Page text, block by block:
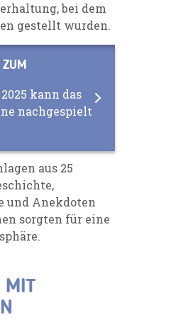
bei dem
gestellt wurden.
ZUM
kann das
nachgespielt
aus 25
und Anekdoten
sorgten für eine
MIT